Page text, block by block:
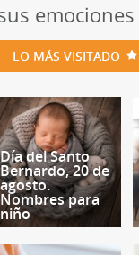
emociones
LO MÁS VISITADO
Día del Santo
Bernardo, 20 de
agosto.
Nombres para
niño